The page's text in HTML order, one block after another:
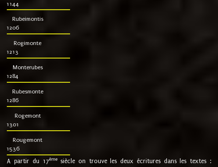
1144
Rubeimontis
1206
Rogimonte
1213
Monterubes
1284
Rubesmonte
1286
Rogemont
1301
Rougemont
1536
A partir du 17ème siècle on trouve les deux écritures dans les textes :